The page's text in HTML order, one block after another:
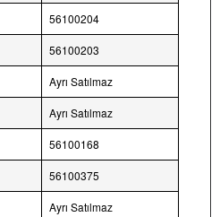
56100204
56100203
Ayrı Satılmaz
Ayrı Satılmaz
56100168
56100375
Ayrı Satılmaz